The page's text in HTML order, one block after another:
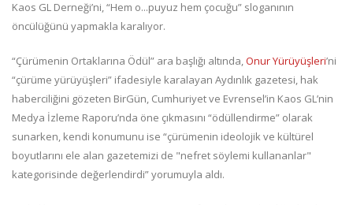
Kaos GL Derneği’ni, “Hem o...puyuz hem çocuğu” sloganının
öncülüğünü yapmakla karalıyor.
“Çürümenin Ortaklarına Ödül” ara başlığı altında,Onur Yürüyüşleri’ni
“çürüme yürüyüşleri” ifadesiyle karalayan Aydınlık gazetesi, hak
haberciliğini gözeten BirGün, Cumhuriyet ve Evrensel’in Kaos GL’nin
Medya İzleme Raporu’nda öne çıkmasını “ödüllendirme” olarak
sunarken, kendi konumunu ise “çürümenin ideolojik ve kültürel
boyutlarını ele alan gazetemizi de "nefret söylemi kullananlar"
kategorisinde değerlendirdi” yorumuyla aldı.